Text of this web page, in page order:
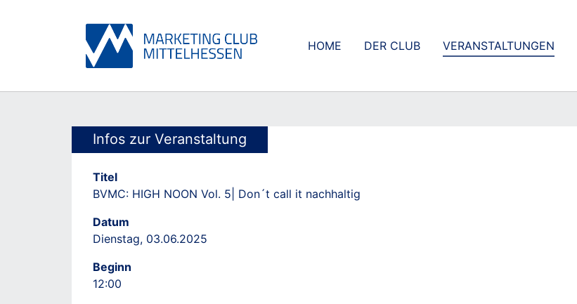
HOME DER CLUB VERANSTALTUNGEN
Infos zur Veranstaltung
Titel
BVMC: HIGH NOON Vol. 5| Don´t call it nachhaltig
Datum
Dienstag, 03.06.2025
Beginn
12:00